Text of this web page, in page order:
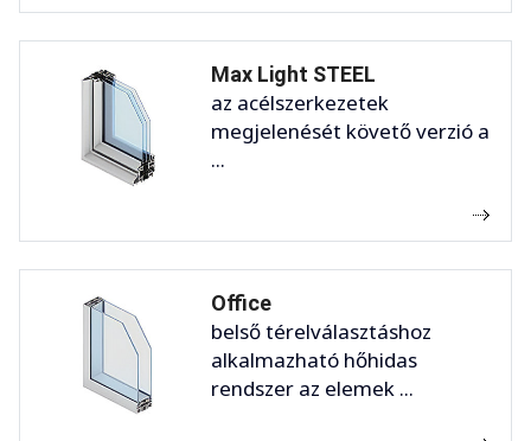
Max Light STEEL
az acélszerkezetek
megjelenését követő verzió a
...
Office
belső térelválasztáshoz
alkalmazható hőhidas
rendszer az elemek ...